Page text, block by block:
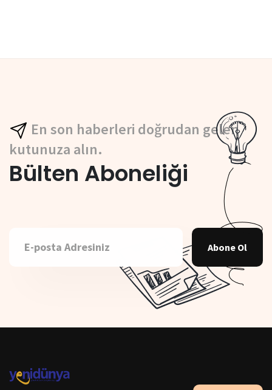
En son haberleri doğrudan gelen
kutunuza alın.
Bülten Aboneliği
Abone Ol